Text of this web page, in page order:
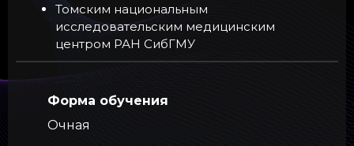
Томским национальным
исследовательским медицинским
центром РАН СибГМУ
Форма обучения
Очная